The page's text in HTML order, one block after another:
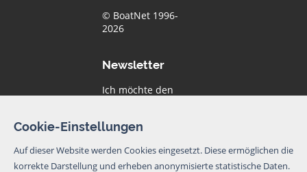
© BoatNet 1996-
2026
Newsletter
Ich möchte den
erhalten. Von dem
ich mich jederzeit
per eMail oder
Cookie-Einstellungen
Auf dieser Website werden Cookies eingesetzt. Diese ermöglichen die
korrekte Darstellung und erheben anonymisierte statistische Daten.